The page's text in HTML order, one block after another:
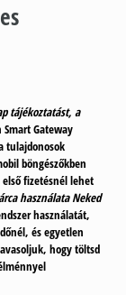
tájékoztatást, a
Gateway
tulajdonosok
böngészőkben
első fizetésnél lehet
használata Neked
használatát,
és egyetlen
hogy töltsd